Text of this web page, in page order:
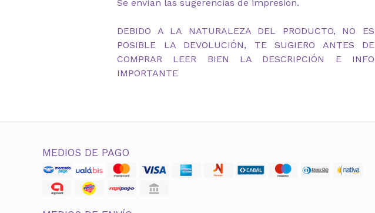
Se envían las sugerencias de impresión.
DEBIDO A LA NATURALEZA DEL PRODUCTO, NO ES
POSIBLE LA DEVOLUCIÓN, TE SUGIERO ANTES DE
COMPRAR LEER BIEN LA DESCRIPCIÓN E INFO
IMPORTANTE
MEDIOS DE PAGO